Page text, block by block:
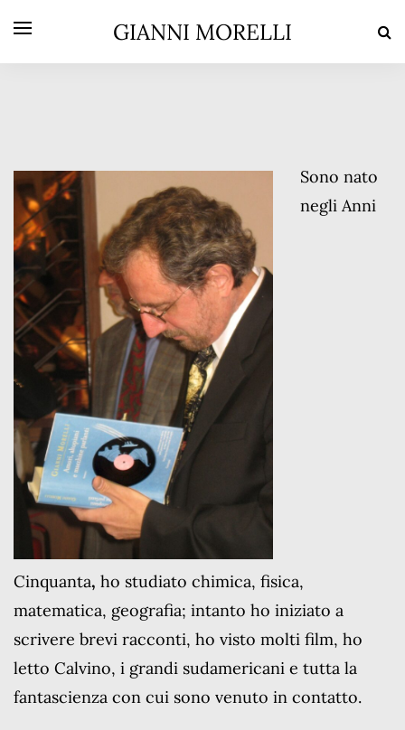
GIANNI MORELLI
Sono nato
negli Anni
Cinquanta, ho studiato chimica, fisica,
matematica, geografia; intanto ho iniziato a
scrivere brevi racconti, ho visto molti film, ho
letto Calvino, i grandi sudamericani e tutta la
fantascienza con cui sono venuto in contatto.